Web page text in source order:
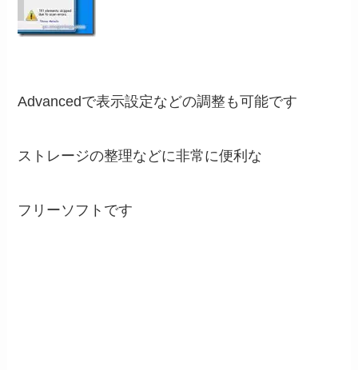
Advancedで表示設定などの調整も可能です
ストレージの整理などに非常に便利な
フリーソフトです